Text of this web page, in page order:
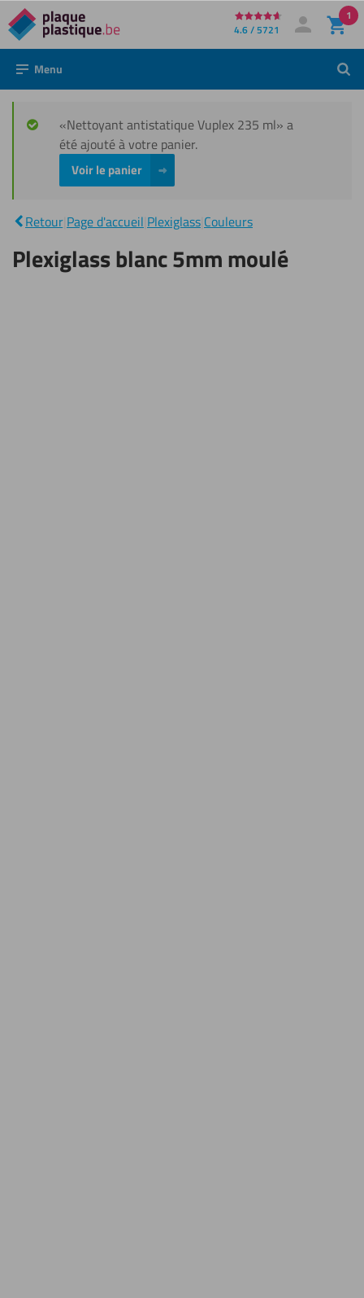
Directement
au
contenu
4.6 / 5721 Mon compte
Se connecter
1
Menu
«Nettoyant antistatique Vuplex 235 ml» a
été ajouté à votre panier.
Voir le panier
Retour Page d'accueil Plexiglass Couleurs
Plexiglass
blanc
5mm
Plexiglass blanc 5mm moulé